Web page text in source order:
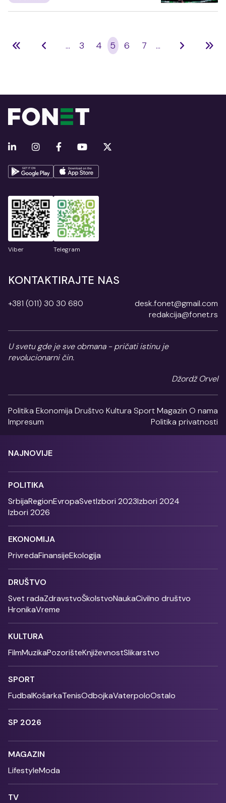
... 3 4 5 6 7 ...
Viber Telegram
KONTAKTIRAJTE NAS
+381 (011) 30 30 680
desk.fonet@gmail.com
redakcija@fonet.rs
U svetu gde je sve obmana - pričati istinu je
revolucionarni čin.
Džordž Orvel
Politika Ekonomija Društvo Kultura SportMagazin O nama
Impresum
Politika privatnosti
NAJNOVIJE
POLITIKA
SrbijaRegionEvropaSvetIzbori 2023Izbori 2024
Izbori 2026
EKONOMIJA
PrivredaFinansijeEkologija
DRUŠTVO
Svet radaZdravstvoŠkolstvoNaukaCivilno društvo
HronikaVreme
KULTURA
FilmMuzikaPozorišteKnjiževnostSlikarstvo
SPORT
FudbalKošarkaTenisOdbojkaVaterpoloOstalo
SP 2026
MAGAZIN
LifestyleModa
TV